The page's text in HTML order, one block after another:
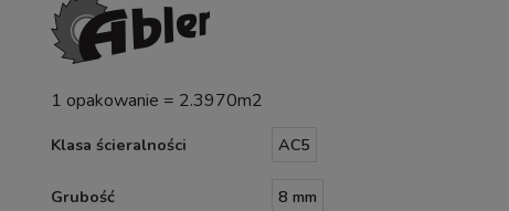
1 opakowanie = 2.3970m2
Klasa ścieralności AC5
Grubość 8 mm